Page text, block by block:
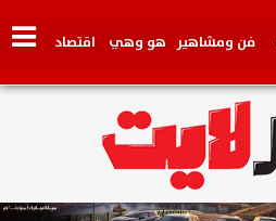
فن ومشاهير هو وهي اقتصاد
فيديو سيارات